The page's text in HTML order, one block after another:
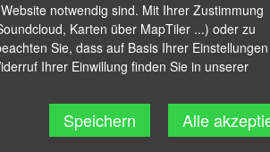
notwendig sind. Mit Ihrer Zustimmung
Karten über MapTiler ...) oder zu
Sie, dass auf Basis Ihrer Einstellungen
Ihrer Einwillung finden Sie in unserer
Speichern Alle